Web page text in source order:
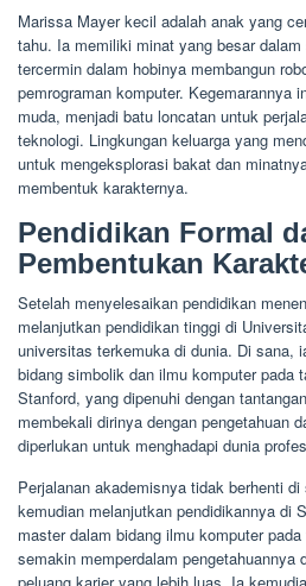
Marissa Mayer kecil adalah anak yang
tahu. Ia memiliki minat yang besar
tercermin dalam hobinya membangun
pemrograman komputer. Kegemarannya
muda, menjadi batu loncatan untuk
teknologi. Lingkungan keluarga yang
untuk mengeksplorasi bakat dan
membentuk karakternya.
Pendidikan Formal
Pembentukan
Setelah menyelesaikan pendidikan
melanjutkan pendidikan tinggi di
universitas terkemuka di dunia. Di sana,
bidang simbolik dan ilmu komputer pada
Stanford, yang dipenuhi dengan
membekali dirinya dengan pengetahuan
diperlukan untuk menghadapi dunia
Perjalanan akademisnya tidak berhenti
kemudian melanjutkan pendidikannya di
master dalam bidang ilmu komputer
semakin memperdalam pengetahuannya